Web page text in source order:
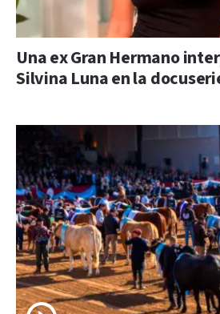
Una ex Gran Hermano
Silvina Luna en la